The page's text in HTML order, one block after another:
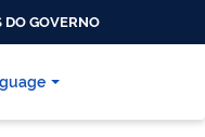
DO GOVERNO